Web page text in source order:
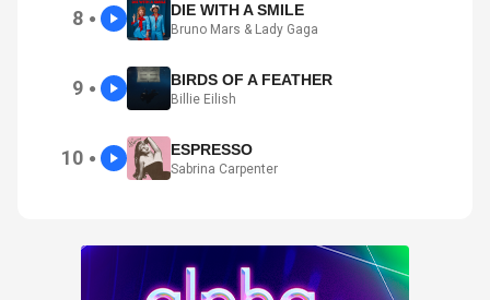
8 ● DIE WITH A SMILE
Bruno Mars & Lady Gaga
9 ● BIRDS OF A FEATHER
Billie Eilish
10 ● ESPRESSO
Sabrina Carpenter